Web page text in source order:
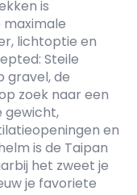
is
lichtoptie en
Steile
gravel, de
zoek naar een
gewicht,
en
is de Taipan
het zweet je
je favoriete